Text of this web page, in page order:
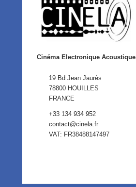
Cinéma Electronique Acoustique
19 Bd Jean Jaurès
78800 HOUILLES
FRANCE
+33 134 934 952
contact@cinela.fr
VAT: FR38488147497